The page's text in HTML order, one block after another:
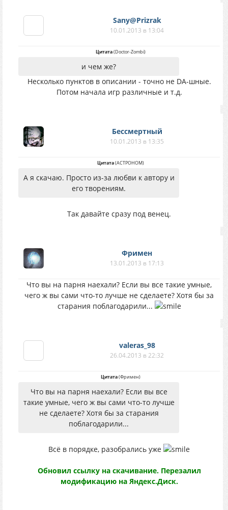
Sany@Prizrak
10.01.2013 в 13:04
Цитата(Doctor-Zombi)
и чем же?
Несколько пунктов в описании - точно не DA-шные.
Потом начала игр различные и т.д.
Бессмертный
10.01.2013 в 13:35
Цитата(АСТРОНОМ)
А я скачаю. Просто из-за любви к автору и
его творениям.
Так давайте сразу под венец.
Фримен
13.01.2013 в 17:13
Что вы на парня наехали? Если вы все такие умные,
чего ж вы сами что-то лучше не сделаете? Хотя бы за
старания поблагодарили...
valeras_98
26.04.2013 в 22:32
Цитата(Фримен)
Что вы на парня наехали? Если вы все
такие умные, чего ж вы сами что-то лучше
не сделаете? Хотя бы за старания
поблагодарили...
Всё в порядке, разобрались уже
Обновил ссылку на скачивание. Перезалил
модификацию на Яндекс.Диск.